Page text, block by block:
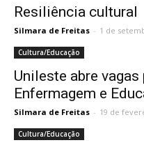
Resiliência cultural
Silmara de Freitas - 1 de
Cultura/Educação
Unileste abre
Enfermagem e
Silmara de Freitas - 19 de
Cultura/Educação